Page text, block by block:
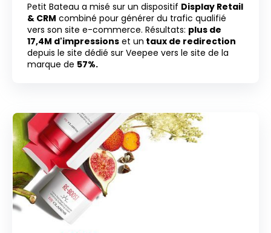
Petit Bateau a misé sur un dispositif Display Retail
& CRM combiné pour générer du trafic qualifié
vers son site e-commerce. Résultats: plus de
17,4M d'impressions et un taux de redirection
depuis le site dédié sur Veepee vers le site de la
marque de 57%.